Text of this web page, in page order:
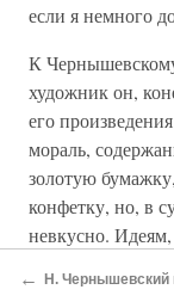
если я немного
К
художник он,
его
мораль,
золотую
конфетку, но, в
невкусно.
потому что он
←